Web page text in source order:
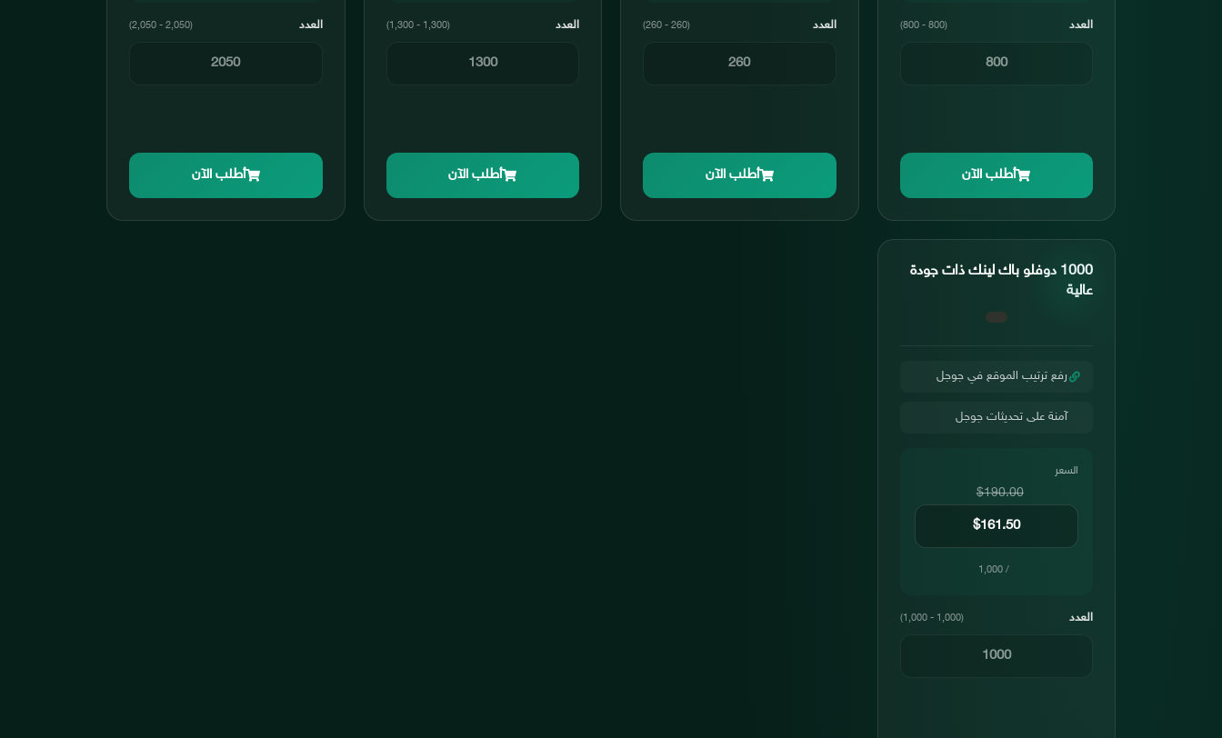
العدد (800 - 800)
أطلب الآن
العدد (260 - 260)
أطلب الآن
العدد (1,300 - 1,300)
أطلب الآن
العدد (2,050 - 2,050)
أطلب الآن
1000 دوفلو باك لينك ذات جودة
عالية
رفع ترتيب الموقع في جوجل
آمنة على تحديثات جوجل
السعر
$190.00
/ 1,000
العدد (1,000 - 1,000)